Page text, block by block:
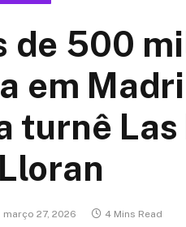
de 500
em
turnê Las
março 27, 2026 4 Mins Read